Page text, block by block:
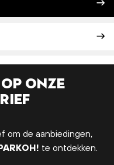
onze
om de aanbiedingen,
te ontdekken.